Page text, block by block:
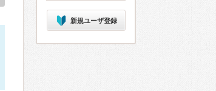
新規ユーザ登録